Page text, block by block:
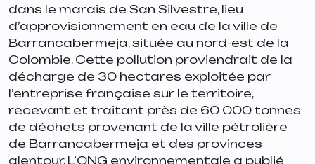
dans le marais de San Silvestre, lieu
d’approvisionnement en eau de la ville de
Barrancabermeja, située au nord-est de la
Colombie. Cette pollution proviendrait de la
décharge de 30 hectares exploitée par
l’entreprise française sur le territoire,
recevant et traitant près de 60 000 tonnes
de déchets provenant de la ville pétrolière
de Barrancabermeja et des provinces
alentour. L’ONG environnementale a publié